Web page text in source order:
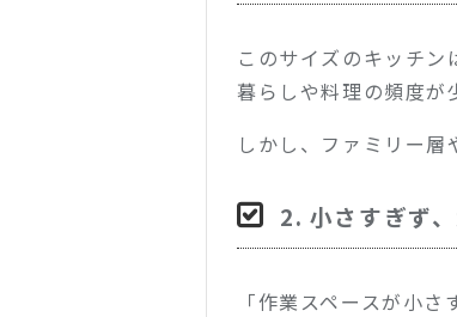
このサイズのキッチ
暮らしや料理の頻度が
しかし、ファミリー
2. 小さすぎず
「作業スペースが小